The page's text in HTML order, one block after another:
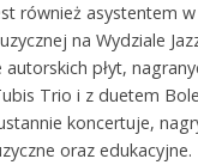
również asystentem w
na Wydziale
autorskich płyt,
Trio i z duetem
koncertuje,
oraz edukacyjne.